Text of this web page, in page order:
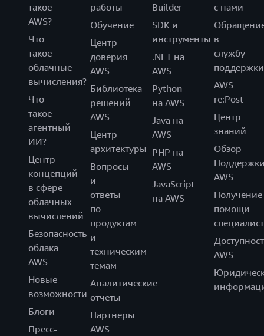
такое
AWS?
Что
такое
облачные
вычисления?
Что
такое
агентный
ИИ?
Центр
концепций
в сфере
облачных
вычислений
Безопасность
облака
AWS
Новые
возможности
Блоги
Пресс-
работы
Обучение
Центр
доверия
AWS
Библиотека
решений
AWS
Центр
архитектуры
Вопросы
и
ответы
по
продуктам
и
техническим
темам
Аналитические
отчеты
Партнеры
AWS
Builder
SDK и
инструменты
.NET на
AWS
Python
на AWS
Java на
AWS
PHP на
AWS
JavaScript
на AWS
с нами
в
службу
поддержки
AWS
re:Post
Центр
знаний
Обзор
AWS
Получение
помощи
AWS